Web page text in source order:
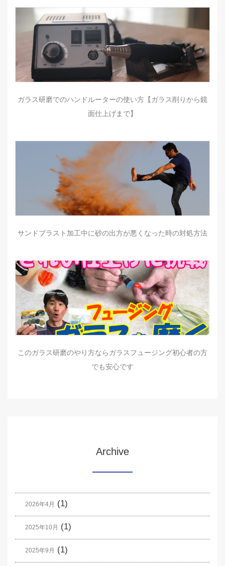
ガラス研磨でのハンドルーターの使い方【ガラス削りから鏡
面仕上げまで】
サンドブラスト加工中に砂の出方が悪くなった時の対処方法
このガラス研磨のやり方ならガラスフュージング初心者の方
でも安心です
Archive
2026年4月 (1)
2025年10月 (1)
2025年9月 (1)